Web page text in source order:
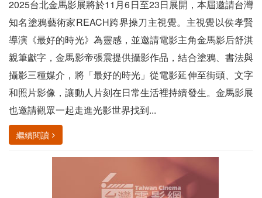
2025台北金馬影展將於11月6日至23日展開，本屆邀請台灣
知名塗鴉藝術家REACH跨界操刀主視覺。主視覺以侯孝賢
導演《最好的時光》為靈感，並邀請電影主角金馬影后舒淇
親筆獻字，金馬影帝張震提供攝影作品，結合塗鴉、書法與
攝影三種媒介，將「最好的時光」從電影延伸至街頭、文字
和照片影像，讓動人片刻在日常生活裡持續發生。金馬影展
也邀請觀眾一起走進光影世界找到...
繼續閱讀